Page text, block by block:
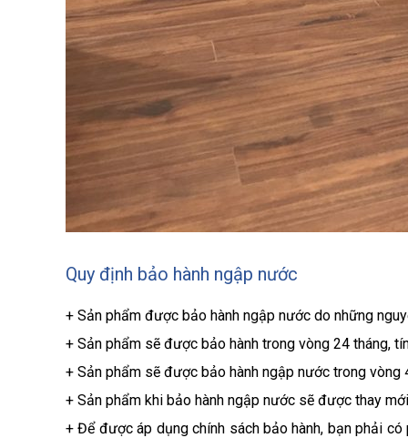
Quy định bảo hành ngập nước
+ Sản phẩm được bảo hành ngập nước do những
+ Sản phẩm sẽ được bảo hành trong vòng 24 tháng,
+ Sản phẩm sẽ được bảo hành ngập nước trong
+ Sản phẩm khi bảo hành ngập nước sẽ được thay
+ Để được áp dụng chính sách bảo hành, bạn phải có